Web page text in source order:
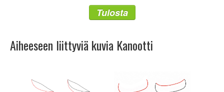
Tulosta
Aiheeseen liittyviä kuvia Kanootti